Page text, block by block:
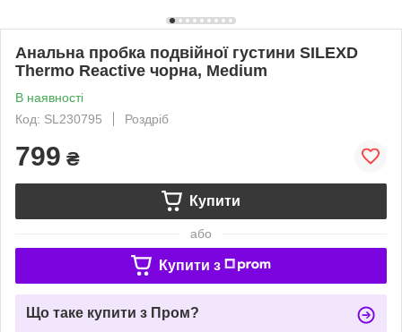
Анальна пробка подвійної густини SILEXD
Thermo Reactive чорна, Medium
В наявності
Код: SL230795
Роздріб
799 ₴
Купити
або
Купити з
Що таке купити з Пром?